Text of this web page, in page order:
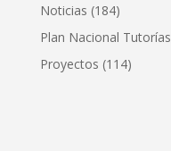
Noticias (184)
Plan Nacional Tutorías
Proyectos (114)